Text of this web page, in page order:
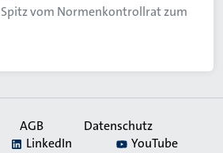
vom Normenkontrollrat zum
AGB
Datenschutz
LinkedIn
YouTube